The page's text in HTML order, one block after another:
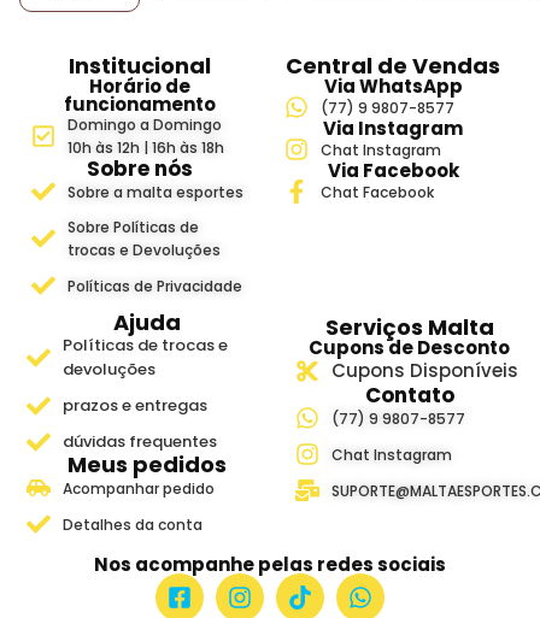
Institucional
Horário de
funcionamento
Domingo a Domingo
10h às 12h | 16h às 18h
Sobre nós
Sobre a malta esportes
Sobre Políticas de
trocas e Devoluções
Políticas de Privacidade
Central de Vendas
Via WhatsApp
(77) 9 9807-8577
Via Instagram
Chat Instagram
Via Facebook
Chat Facebook
Ajuda
Políticas de trocas e
devoluções
prazos e entregas
dúvidas frequentes
Meus pedidos
Acompanhar pedido
Detalhes da conta
Serviços Malta
Cupons de Desconto
Cupons Disponíveis
Contato
(77) 9 9807-8577
Chat Instagram
Nos acompanhe pelas redes sociais